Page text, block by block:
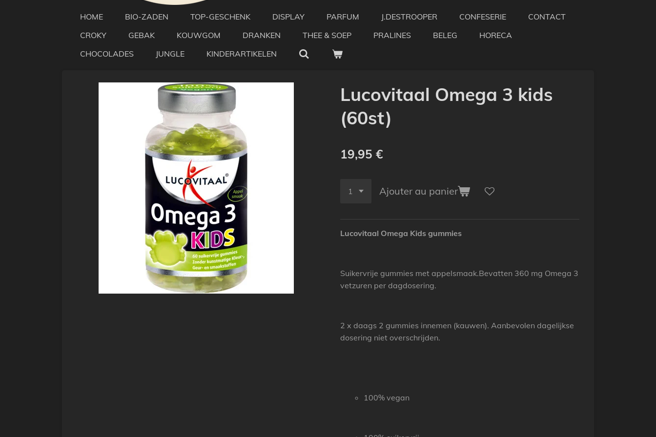
HOME BIO-ZADEN TOP-GESCHENK DISPLAY PARFUM J.DESTROOPER CONFESERIE
CONTACT
CROKY
GEBAK KOUWGOM DRANKEN THEE & SOEP PRALINES BELEG
HORECA
CHOCOLADES
JUNGLE KINDERARTIKELEN
Lucovitaal Omega 3 kids
(60st)
19,95 €
Ajouter au panier
Lucovitaal Omega Kids gummies
Suikervrije gummies met appelsmaak.Bevatten 360 mg Omega 3
vetzuren per dagdosering.
2 x daags 2 gummies innemen (kauwen). Aanbevolen dagelijkse
dosering niet overschrijden.
100% vegan